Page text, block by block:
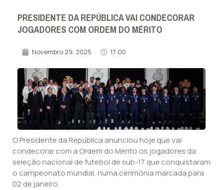
PRESIDENTE DA REPÚBLICA VAI CONDECORAR
JOGADORES COM ORDEM DO MÉRITO
Novembro 29, 2025 17:00
O Presidente da República anunciou hoje que vai
condecorar com a Ordem do Mérito os jogadores da
seleção nacional de futebol de sub-17 que conquistaram
o campeonato mundial, numa cerimónia marcada para
02 de janeiro.